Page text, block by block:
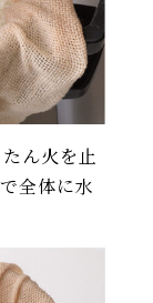
ん火を止
全体に水